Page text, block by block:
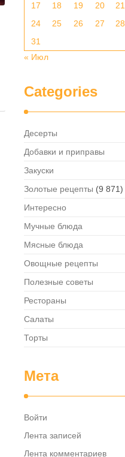
17
18 19 20 21
24
25 26 27 28
31
« Июл
Categories
Десерты
Добавки и приправы
Закуски
Золотые рецепты (9 871)
Интересно
Мучные блюда
Мясные блюда
Овощные рецепты
Полезные советы
Рестораны
Салаты
Торты
Мета
Войти
Лента записей
Лента комментариев